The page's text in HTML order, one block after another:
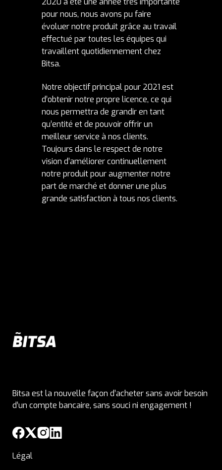
pour nous, nous avons pu faire
évoluer notre produit grâce au travail
effectué par toutes les équipes qui
travaillent quotidiennement chez
Bitsa.
Notre objectif principal pour 2021 est
d’obtenir notre propre licence, ce qui
nous permettra de grandir en tant
qu’entité et de pouvoir offrir un
meilleur service à nos clients.
Toujours dans le respect de notre
vision d’améliorer continuellement
notre produit pour augmenter notre
part de marché et donner une plus
grande satisfaction à tous nos clients.
Bitsa est la nouvelle façon d’acheter sans avoir besoin
d’un compte bancaire, sans souci ni engagement !
Légal